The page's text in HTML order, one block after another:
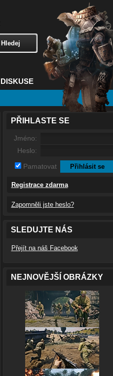
DISKUSE
PŘIHLASTE SE
Jméno:
Heslo:
Pamatovat
Registrace zdarma
Zapomněli jste heslo?
SLEDUJTE NÁS
Přejít na náš Facebook
NEJNOVĚJŠÍ OBRÁZKY